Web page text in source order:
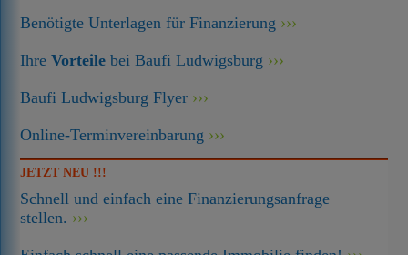
Benötigte Unterlagen für Finanzierung
IhreVorteile bei Baufi Ludwigsburg
Baufi Ludwigsburg Flyer
Online-Terminvereinbarung
JETZT NEU !!!
Schnell und einfach eine Finanzierungsanfrage
stellen.